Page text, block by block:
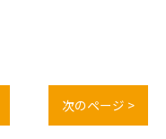
次のページ >